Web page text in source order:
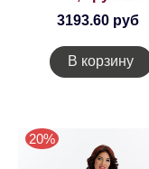
3193.60 руб
В корзину
20%